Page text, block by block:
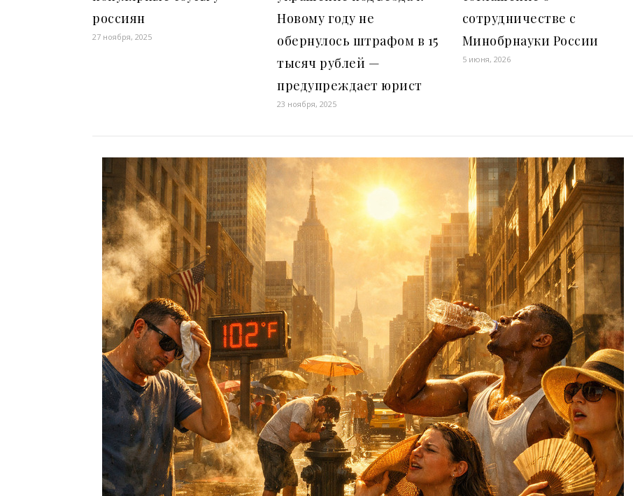
россиян
27 ноября, 2025
Новому году не
обернулось штрафом в 15
тысяч рублей —
предупреждает юрист
23 ноября, 2025
сотрудничестве с
Минобрнауки России
5 июня, 2026